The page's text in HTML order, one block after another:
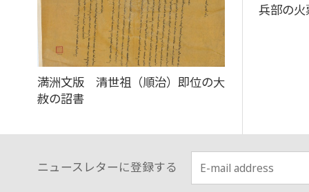
兵部の火
満洲文版 清世祖（順治）即位の大
赦の詔書
ニュースレターに登録する